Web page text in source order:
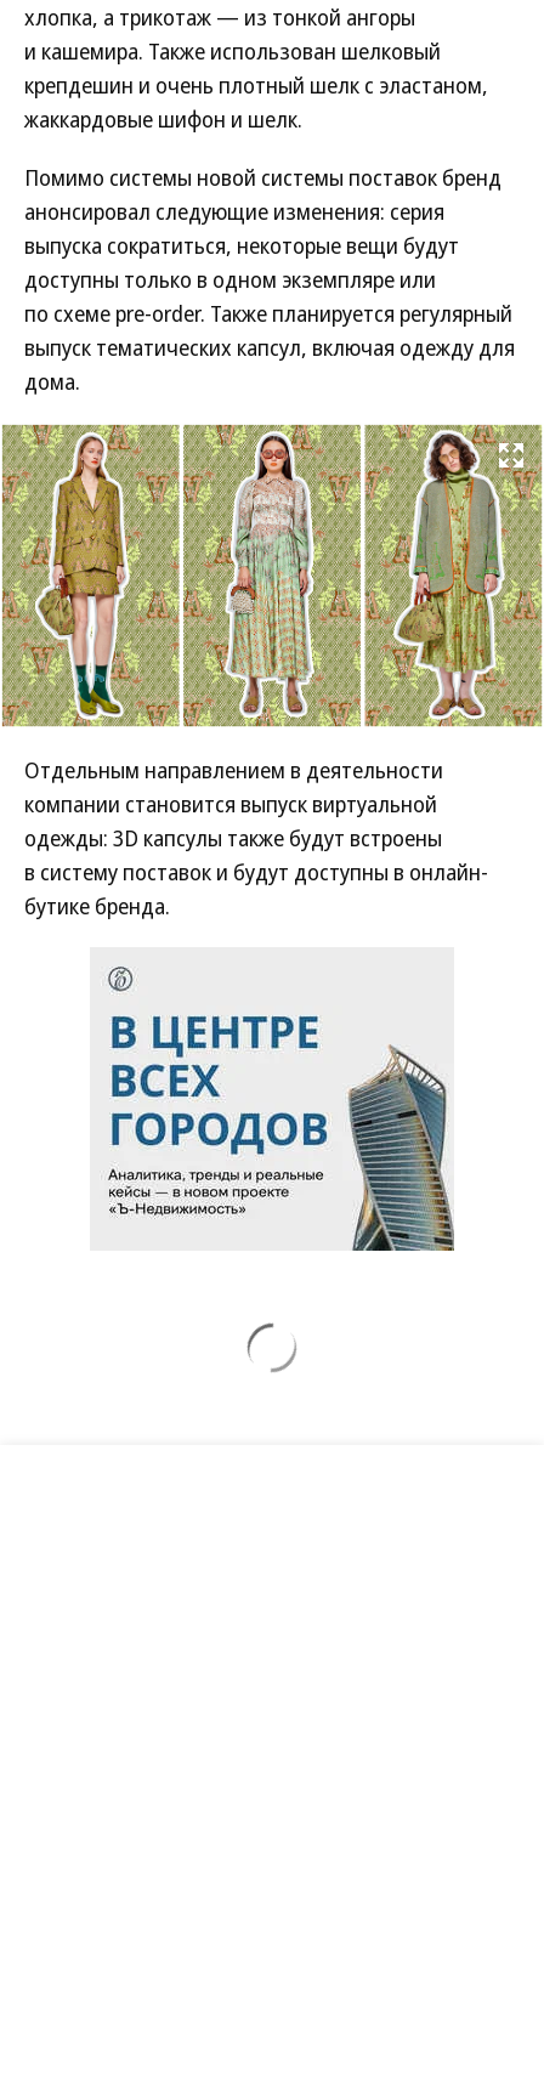
хлопка, а трикотаж — из тонкой ангоры
и кашемира. Также использован шелковый
крепдешин и очень плотный шелк с эластаном,
жаккардовые шифон и шелк.
Помимо системы новой системы поставок бренд
анонсировал следующие изменения: серия
выпуска сократиться, некоторые вещи будут
доступны только в одном экземпляре или
по схеме pre-order. Также планируется регулярный
выпуск тематических капсул, включая одежду для
дома.
Развернуть
Отдельным направлением в деятельности
компании становится выпуск виртуальной
одежды: 3D капсулы также будут встроены
в систему поставок и будут доступны в онлайн-
бутике бренда.